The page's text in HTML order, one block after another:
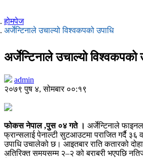
होमपेज
अर्जेन्टिनाले उचाल्यो विश्वकपको उपाधि
अर्जेन्टिनाले उचाल्यो विश्वकपको
admin
२०७९ पुष ४, सोमबार ००:१९
फोकस नेपाल ,पुस ०४ गते । अर्जेन्टिनाले
फ्रान्सलाई पेनाल्टी सुटआउटमा पराजित गर्दै ३६
उपाधि उचालेको छ। आइतबार राति कतारको
अतिरिक्त समयसम्म २–२ को बराबरी भएपछि